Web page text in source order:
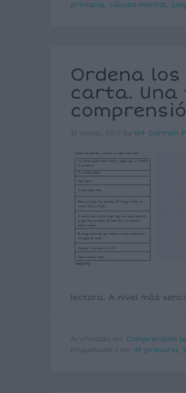
primaria, cálculo mental,
Ordena
carta. Una
21 mayo, 2017 by Mª Carmen
lectora. A nivel más
Archivado en: Comprensión
Etiquetado con: 4º primaria,